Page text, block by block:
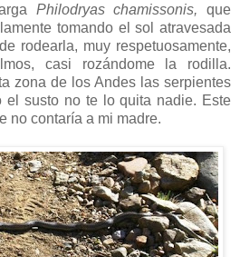
Philodryas chamissonis,que
tomando el sol atravesada
rodearla, muy respetuosamente,
casi rozándome la rodilla.
zona de los Andes las serpientes
el susto no te lo quita nadie. Este
no contaría a mi madre.